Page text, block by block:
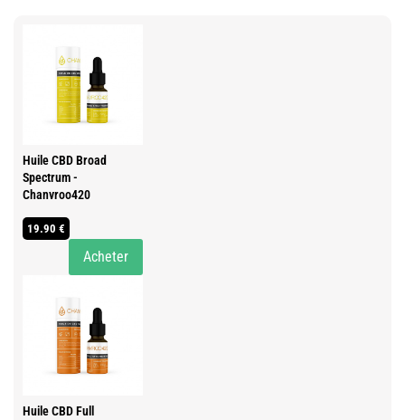
Huile CBD Broad
Spectrum -
Chanvroo420
19.90 €
Acheter
Huile CBD Full